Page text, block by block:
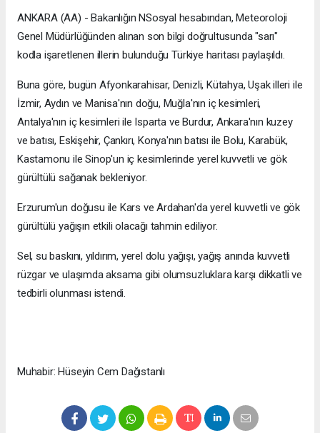
ANKARA (AA) - Bakanlığın NSosyal hesabından, Meteoroloji
Genel Müdürlüğünden alınan son bilgi doğrultusunda "sarı"
kodla işaretlenen illerin bulunduğu Türkiye haritası paylaşıldı.
Buna göre, bugün Afyonkarahisar, Denizli, Kütahya, Uşak illeri ile
İzmir, Aydın ve Manisa'nın doğu, Muğla'nın iç kesimleri,
Antalya'nın iç kesimleri ile Isparta ve Burdur, Ankara'nın kuzey
ve batısı, Eskişehir, Çankırı, Konya'nın batısı ile Bolu, Karabük,
Kastamonu ile Sinop'un iç kesimlerinde yerel kuvvetli ve gök
gürültülü sağanak bekleniyor.
Erzurum'un doğusu ile Kars ve Ardahan'da yerel kuvvetli ve gök
gürültülü yağışın etkili olacağı tahmin ediliyor.
Sel, su baskını, yıldırım, yerel dolu yağışı, yağış anında kuvvetli
rüzgar ve ulaşımda aksama gibi olumsuzluklara karşı dikkatli ve
tedbirli olunması istendi.
Muhabir: Hüseyin Cem Dağıstanlı